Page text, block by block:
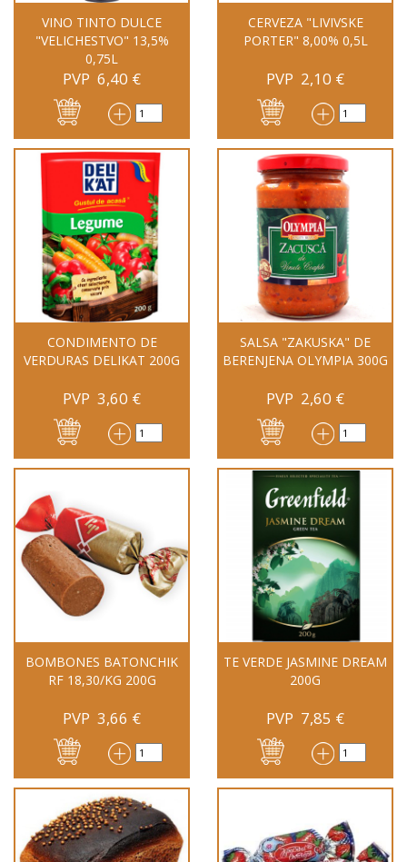
VINO TINTO DULCE
"VELICHESTVO" 13,5%
0,75L
PVP 6,40 €
CERVEZA "LIVIVSKE
PORTER" 8,00% 0,5L
PVP 2,10 €
CONDIMENTO DE
VERDURAS DELIKAT 200G
PVP 3,60 €
SALSA "ZAKUSKA" DE
BERENJENA OLYMPIA 300G
PVP 2,60 €
BOMBONES BATONCHIK
RF 18,30/KG 200G
PVP 3,66 €
TE VERDE JASMINE DREAM
200G
PVP 7,85 €